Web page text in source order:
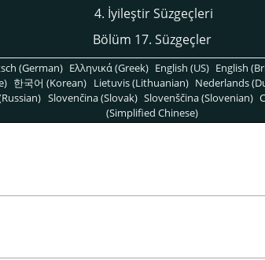
4. İyileştir Süzgeçleri
Bölüm 17. Süzgeçler
(German) Ελληνικά (Greek) English (US) English
한국어 (Korean) Lietuvis (Lithuanian) Nederlands
Slovenčina (Slovak) Slovenščina (Slovenian)
(Simplified Chinese)